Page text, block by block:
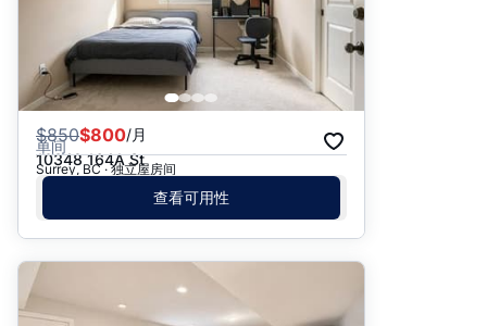
$850$800/月
单间
10348 164A St
Surrey, BC · 独立屋房间
查看可用性